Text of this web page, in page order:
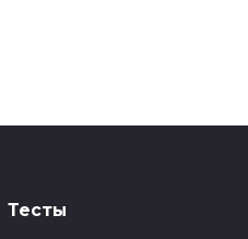
Тесты